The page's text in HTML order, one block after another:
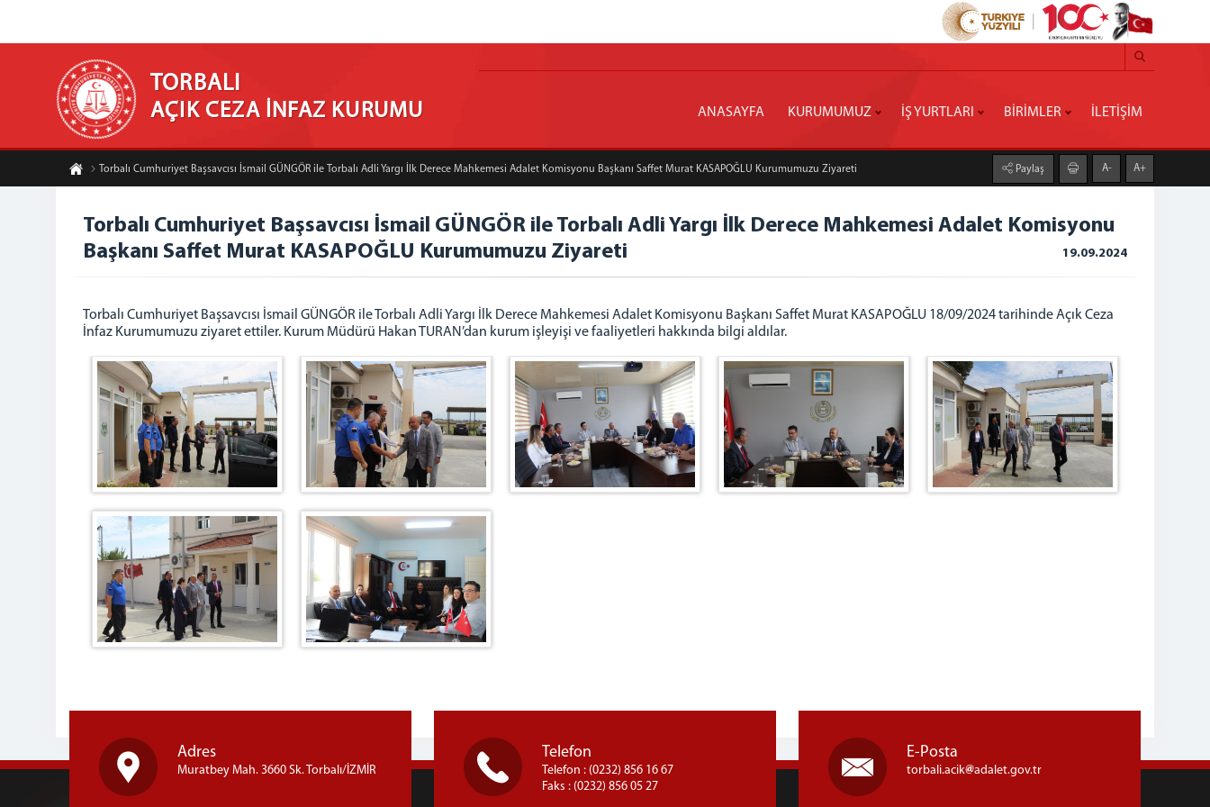
TORBALI
AÇIK CEZA İNFAZ KURUMU ANASAYFA KURUMUMUZ İŞ YURTLARI BİRİMLER İLETİŞİM
Torbalı Cumhuriyet Başsavcısı İsmail GÜNGÖR ile Torbalı Adli Yargı İlk Derece Mahkemesi Adalet Komisyonu Başkanı Saffet Murat KASAPOĞLU Kurumumuzu Ziyareti Paylaş A- A+
Torbalı Cumhuriyet Başsavcısı İsmail GÜNGÖR ile Torbalı Adli Yargı İlk Derece Mahkemesi Adalet Komisyonu
Başkanı Saffet Murat KASAPOĞLU Kurumumuzu Ziyareti
19.09.2024
Torbalı Cumhuriyet Başsavcısı İsmail GÜNGÖR ile Torbalı Adli Yargı İlk Derece Mahkemesi Adalet Komisyonu Başkanı Saffet Murat KASAPOĞLU 18/09/2024 tarihinde Açık Ceza
İnfaz Kurumumuzu ziyaret ettiler. Kurum Müdürü Hakan TURAN’dan kurum işleyişi ve faaliyetleri hakkında bilgi aldılar.
Adres
Muratbey Mah. 3660 Sk. Torbalı/İZMİR
Telefon
Telefon : (0232) 856 16 67
Faks : (0232) 856 05 27
E-Posta
torbali.acik adalet.gov.tr